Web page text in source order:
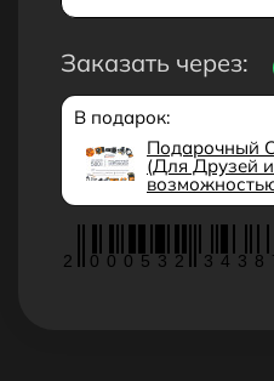
Заказать через:
В подарок:
Подарочный
(Для Друзей
2 0 0 0 5 3 2 3 4 3 8